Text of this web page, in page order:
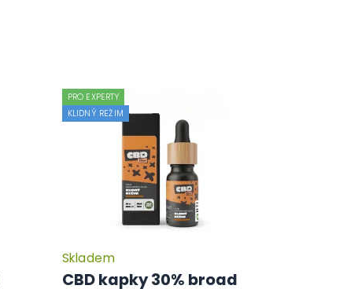
Průměrné
hodnocení
PRO EXPERTY
KLIDNÝ REŽIM
CBD kapky 30% broad
Skladem